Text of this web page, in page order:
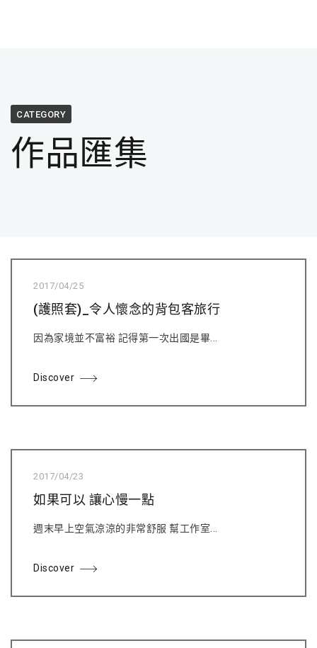
CATEGORY
作品匯集
2017/04/25
(護照套)_令人懷念的背包客旅行
因為家境並不富裕 記得第一次出國是畢...
Discover
2017/04/23
如果可以 讓心慢一點
週末早上空氣涼涼的非常舒服 幫工作室...
Discover